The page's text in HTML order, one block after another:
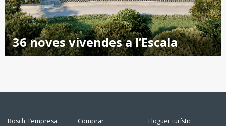
36 noves vivendes a l’Escala
Bosch, l’empresa
Comprar
Lloguer turístic